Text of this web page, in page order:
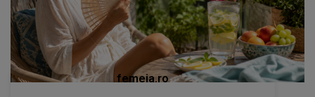
femeia.ro